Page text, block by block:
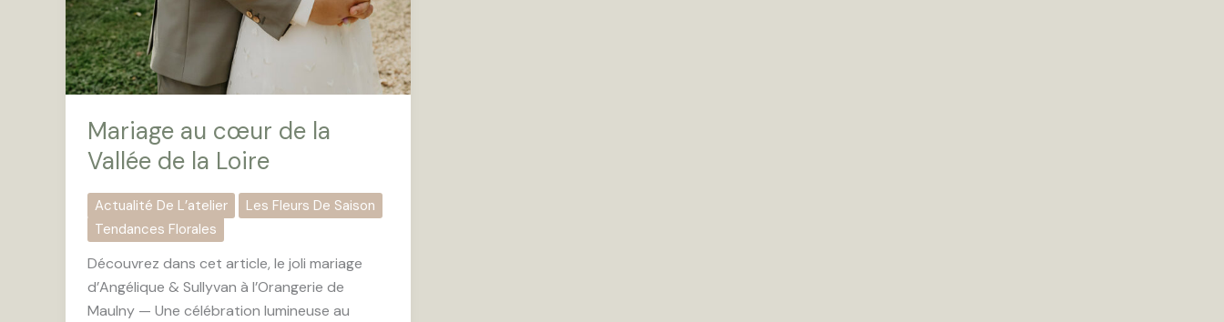
Mariage au cœur de la
Vallée de la Loire
Actualité De L’atelier
Les Fleurs De Saison
Tendances Florales
Découvrez dans cet article, le joli mariage
d’Angélique & Sullyvan à l’Orangerie de
Maulny — Une célébration lumineuse au